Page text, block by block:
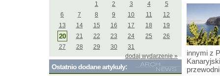
innymi z
1
2 3 4
5
6
7 8 9 10 11
12
13
14 15 16 17 18 19
20 21 22 23 24 25
26
27
28 29 30
31
dodaj wydarzenie »
Ostatnio dodane artykuły: